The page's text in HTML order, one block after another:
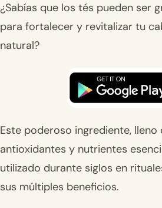
¿Sabías que los tés pueden ser
para fortalecer y revitalizar tu
natural?
Este poderoso ingrediente, lleno
antioxidantes y nutrientes
utilizado durante siglos en
sus múltiples beneficios.